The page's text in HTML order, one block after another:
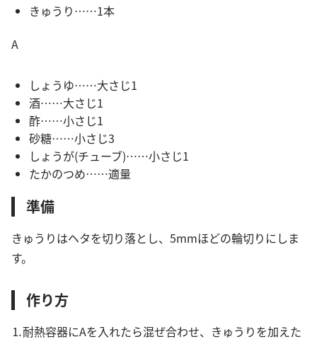
きゅうり……1本
A
しょうゆ……大さじ1
酒……大さじ1
酢……小さじ1
砂糖……小さじ3
しょうが(チューブ)……小さじ1
たかのつめ……適量
準備
きゅうりはヘタを切り落とし、5mmほどの輪切りにしま
す。
作り方
⒈耐熱容器にAを入れたら混ぜ合わせ、きゅうりを加えた